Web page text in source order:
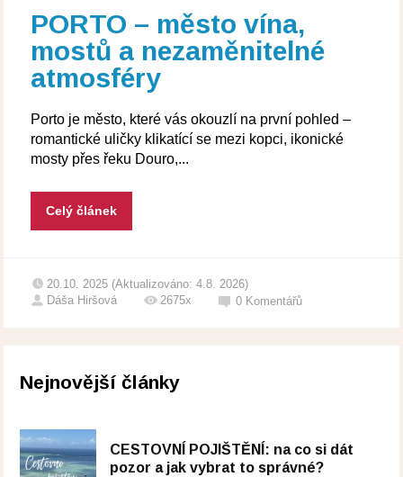
PORTO – město vína,
mostů a nezaměnitelné
atmosféry
Porto je město, které vás okouzlí na první pohled –
romantické uličky klikatící se mezi kopci, ikonické
mosty přes řeku Douro,...
Celý článek
20.10. 2025 (Aktualizováno: 4.8. 2026)
Dáša Hiršová
2675x 0 Komentářů
Nejnovější články
CESTOVNÍ POJIŠTĚNÍ: na co si dát
pozor a jak vybrat to správné?